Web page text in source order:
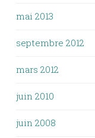
mai 2013
septembre 2012
mars 2012
juin 2010
juin 2008